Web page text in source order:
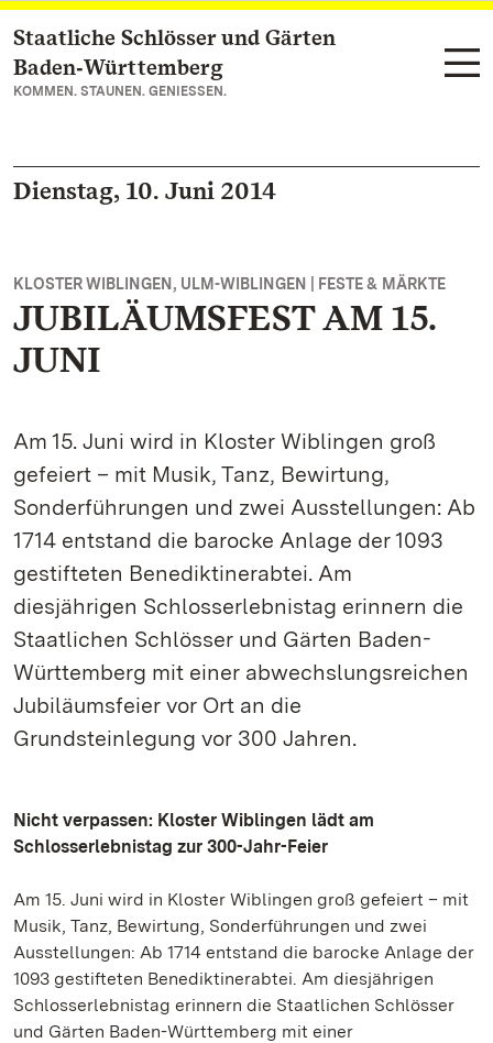
Zum Hauptinhalt springen
Staatliche Schlösser und Gärten
Baden‑Württemberg
KOMMEN. STAUNEN. GENIESSEN.
Dienstag, 10. Juni 2014
KLOSTER WIBLINGEN, ULM-WIBLINGEN | FESTE & MÄRKTE
JUBILÄUMSFEST AM 15.
JUNI
Am 15. Juni wird in Kloster Wiblingen groß
gefeiert – mit Musik, Tanz, Bewirtung,
Sonderführungen und zwei Ausstellungen: Ab
1714 entstand die barocke Anlage der 1093
gestifteten Benediktinerabtei. Am
diesjährigen Schlosserlebnistag erinnern die
Staatlichen Schlösser und Gärten Baden-
Württemberg mit einer abwechslungsreichen
Jubiläumsfeier vor Ort an die
Grundsteinlegung vor 300 Jahren.
Nicht verpassen: Kloster Wiblingen lädt am
Schlosserlebnistag zur 300-Jahr-Feier
Am 15. Juni wird in Kloster Wiblingen groß gefeiert – mit
Musik, Tanz, Bewirtung, Sonderführungen und zwei
Ausstellungen: Ab 1714 entstand die barocke Anlage der
1093 gestifteten Benediktinerabtei. Am diesjährigen
Schlosserlebnistag erinnern die Staatlichen Schlösser
und Gärten Baden-Württemberg mit einer